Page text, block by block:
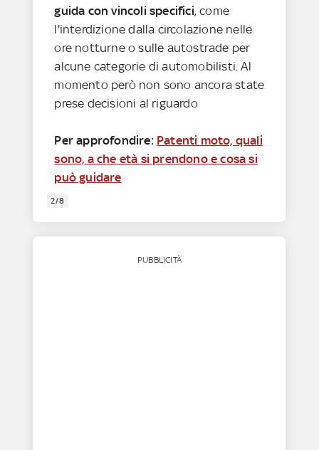
guida con vincoli specifici, come
l'interdizione dalla circolazione nelle
ore notturne o sulle autostrade per
alcune categorie di automobilisti. Al
momento però non sono ancora state
prese decisioni al riguardo
Per approfondire: Patenti moto, quali
sono, a che età si prendono e cosa si
può guidare
2/8
PUBBLICITÀ